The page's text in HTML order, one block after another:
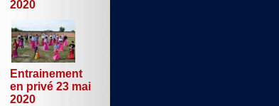
2020
Entrainement
en privé 23 mai
2020